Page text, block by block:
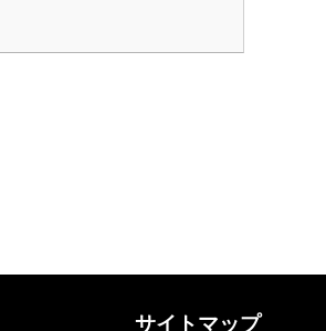
サイトマップ